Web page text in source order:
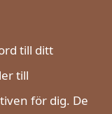
till ditt
till
för dig. De